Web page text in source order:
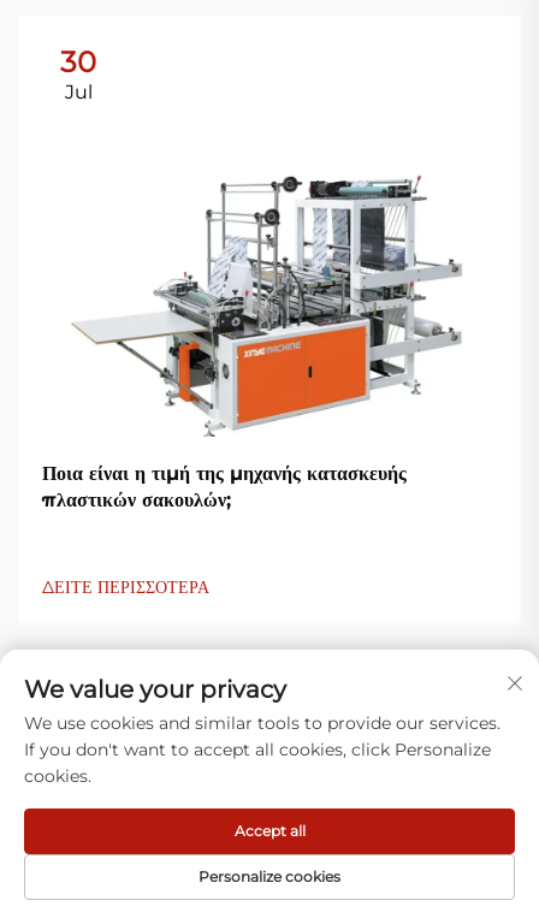
30
Jul
Ποια είναι η τιμή της μηχανής κατασκευής
πλαστικών σακουλών;
ΔΕΙΤΕ ΠΕΡΙΣΣΟΤΕΡΑ
Τι λένε οι πελάτες μας
We value your privacy
We use cookies and similar tools to provide our services.
If you don't want to accept all cookies, click Personalize
cookies.
Personalize cookies
Accept all